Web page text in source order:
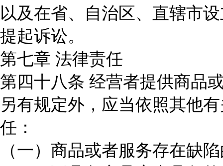
以及在省、自治区、直辖市
提起诉讼。
第七章 法律责任
第四十八条 经营者提供商品
另有规定外，应当依照其他
任：
（一）商品或者服务存在缺